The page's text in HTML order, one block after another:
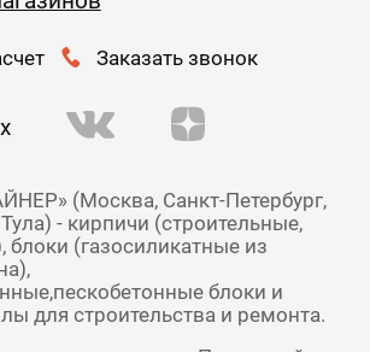
Заказать звонок
(Москва, Санкт-Петербург,
- кирпичи (строительные,
(газосиликатные из
блоки и
для строительства и ремонта.